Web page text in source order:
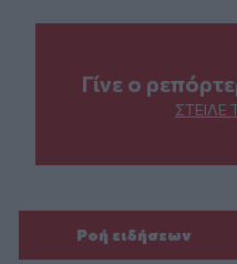
Γίνε ο
ΣΤΕΊΛΕ
Ροή ειδήσεων